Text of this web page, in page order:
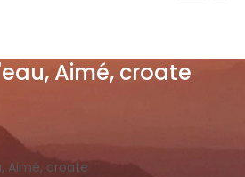
Aimé, croate
Aimé, croate